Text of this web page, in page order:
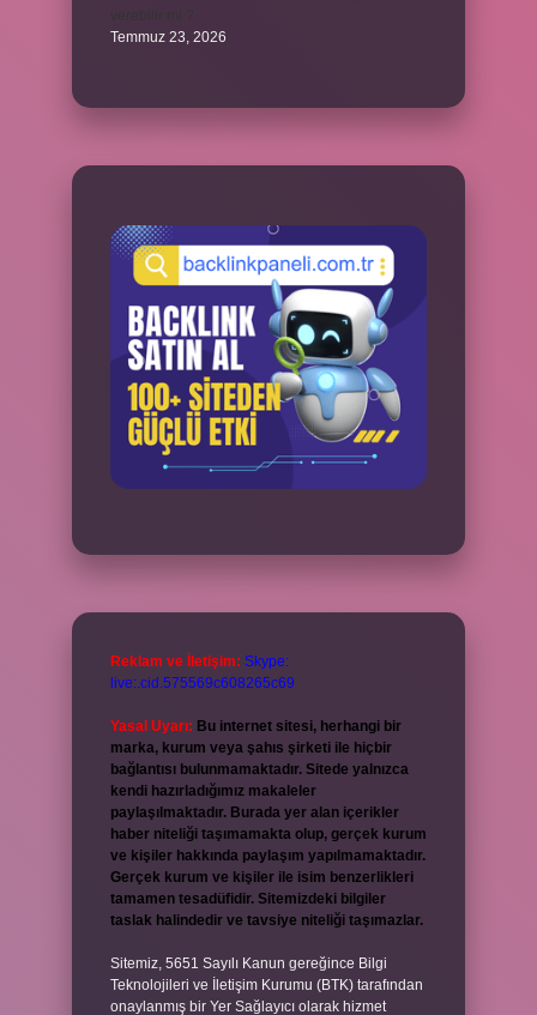
Temmuz 23, 2026
Reklam ve İletişim: Skype:
live:.cid.575569c608265c69
Yasal Uyarı: Bu internet sitesi, herhangi bir
marka, kurum veya şahıs şirketi ile hiçbir
bağlantısı bulunmamaktadır. Sitede yalnızca
kendi hazırladığımız makaleler
paylaşılmaktadır. Burada yer alan içerikler
haber niteliği taşımamakta olup, gerçek kurum
ve kişiler hakkında paylaşım yapılmamaktadır.
Gerçek kurum ve kişiler ile isim benzerlikleri
tamamen tesadüfidir. Sitemizdeki bilgiler
taslak halindedir ve tavsiye niteliği taşımazlar.
Sitemiz, 5651 Sayılı Kanun gereğince Bilgi
Teknolojileri ve İletişim Kurumu (BTK) tarafından
onaylanmış bir Yer Sağlayıcı olarak hizmet